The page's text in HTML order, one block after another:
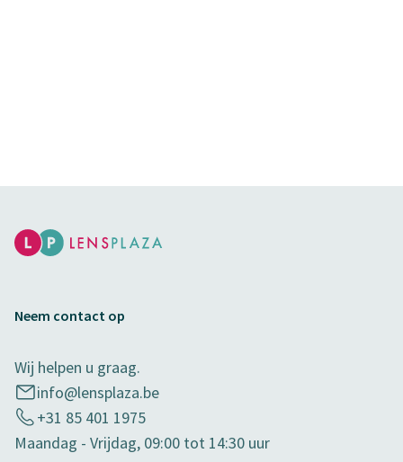
Neem contact op
Wij helpen u graag.
info@lensplaza.be
+31 85 401 1975
Maandag - Vrijdag, 09:00 tot 14:30 uur